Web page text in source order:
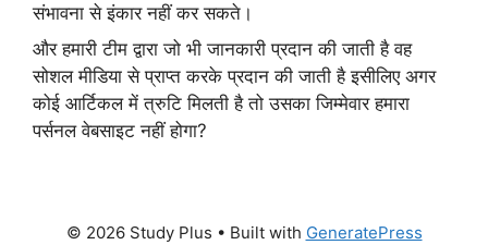
संभावना से इंकार नहीं कर सकते।
और हमारी टीम द्वारा जो भी जानकारी प्रदान की जाती है वह
सोशल मीडिया से प्राप्त करके प्रदान की जाती है इसीलिए अगर
कोई आर्टिकल में त्रुटि मिलती है तो उसका जिम्मेवार हमारा
पर्सनल वेबसाइट नहीं होगा?
© 2026 Study Plus • Built with GeneratePress